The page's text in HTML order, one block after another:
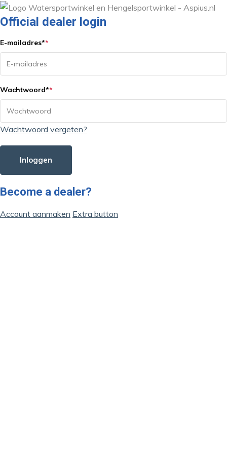
Official dealer login
E-mailadres**
Wachtwoord**
Wachtwoord vergeten?
Inloggen
Become a dealer?
Account aanmaken Extra button